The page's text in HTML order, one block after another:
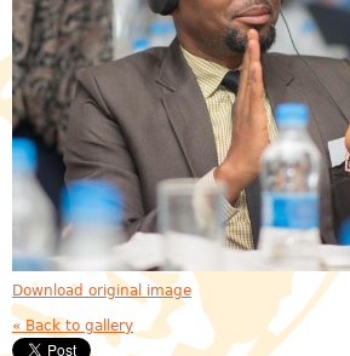
Download original image
« Back to gallery